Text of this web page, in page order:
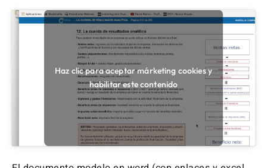
Haz clic para aceptar márketing cookies y
habilitar este contenido